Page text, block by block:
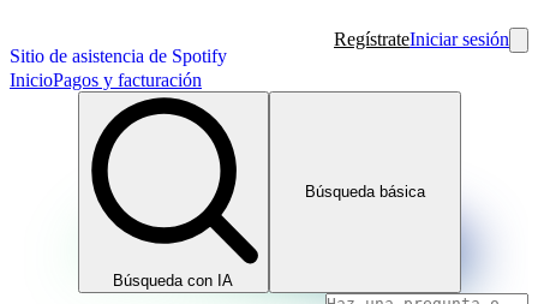
Sitio de asistencia de Spotify
RegístrateIniciar sesión
InicioPagos y facturación
Búsqueda con IA
Búsqueda básica